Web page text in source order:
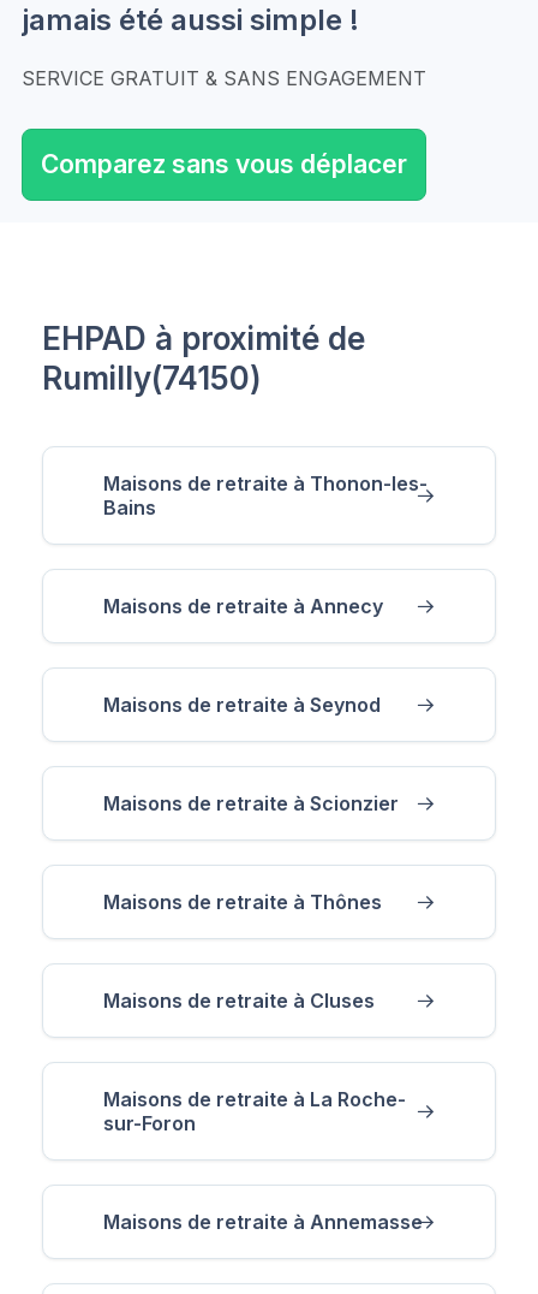
jamais été aussi simple !
SERVICE GRATUIT & SANS ENGAGEMENT
Comparez sans vous déplacer
EHPAD à proximité de
Rumilly(74150)
Maisons de retraite à Thonon-les-
Bains
Maisons de retraite à Annecy
Maisons de retraite à Seynod
Maisons de retraite à Scionzier
Maisons de retraite à Thônes
Maisons de retraite à Cluses
Maisons de retraite à La Roche-
sur-Foron
Maisons de retraite à Annemasse